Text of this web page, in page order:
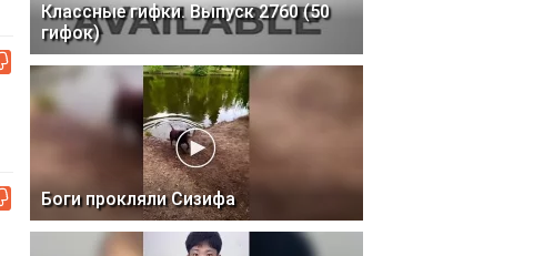
Классные гифки. Выпуск 2760 (50
гифок)
Боги прокляли Сизифа